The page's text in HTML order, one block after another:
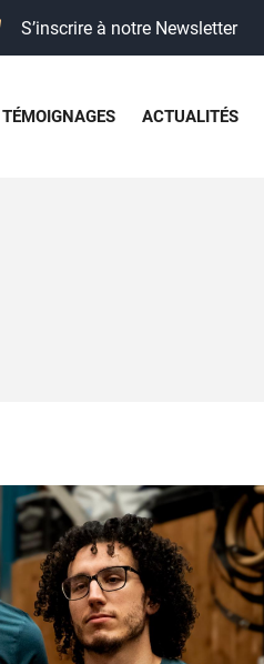
S’inscrire à notre Newsletter
TÉMOIGNAGES ACTUALITÉS